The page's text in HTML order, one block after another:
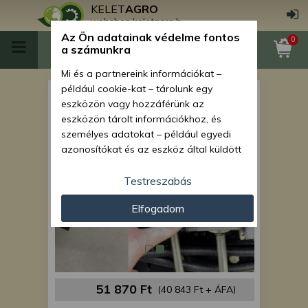
KELETAGRO
webshop.keletagro.hu
0
Force 450 hidraulika szivattyú
51 870 Ft (40 843 Ft + ÁFA)
Az Ön adatainak védelme fontos
a számunkra
Mi és a partnereink információkat –
például cookie-kat – tárolunk egy
eszközön vagy hozzáférünk az
eszközön tárolt információkhoz, és
személyes adatokat – például egyedi
azonosítókat és az eszköz által küldött
személyre szabott hirdetések és
tartalom nyújtásához, hirdetés- és
tartalomméréshez, nézettségi adatok
gyűjtéséhez, valamint termékek
kifejlesztéséhez és a termékek
javításához. Az Ön engedélyével mi és a
partnereink eszközleolvasásos
módszerrel szerzett pontos geolokációs
Testreszabás
Elfogadom